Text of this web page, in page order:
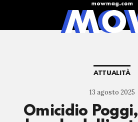
ATTUALITÀ
13 agosto 2025
Omicidio